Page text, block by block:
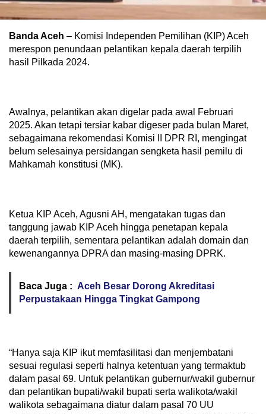
Banda Aceh – Komisi Independen Pemilihan (KIP) Aceh
merespon penundaan pelantikan kepala daerah terpilih
hasil Pilkada 2024.
Awalnya, pelantikan akan digelar pada awal Februari
2025. Akan tetapi tersiar kabar digeser pada bulan Maret,
sebagaimana rekomendasi Komisi II DPR RI, mengingat
belum selesainya persidangan sengketa hasil pemilu di
Mahkamah konstitusi (MK).
Ketua KIP Aceh, Agusni AH, mengatakan tugas dan
tanggung jawab KIP Aceh hingga penetapan kepala
daerah terpilih, sementara pelantikan adalah domain dan
kewenangannya DPRA dan masing-masing DPRK.
Baca Juga : Aceh Besar Dorong Akreditasi
Perpustakaan Hingga Tingkat Gampong
“Hanya saja KIP ikut memfasilitasi dan menjembatani
sesuai regulasi seperti halnya ketentuan yang termaktub
dalam pasal 69. Untuk pelantikan gubernur/wakil gubernur
dan pelantikan bupati/wakil bupati serta walikota/wakil
walikota sebagaimana diatur dalam pasal 70 UU